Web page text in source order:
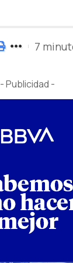
7
- Publicidad -